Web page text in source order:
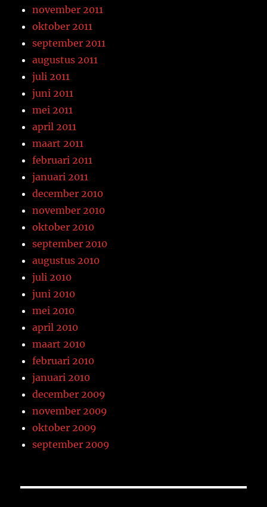
november 2011
oktober 2011
september 2011
augustus 2011
juli 2011
juni 2011
mei 2011
april 2011
maart 2011
februari 2011
januari 2011
december 2010
november 2010
oktober 2010
september 2010
augustus 2010
juli 2010
juni 2010
mei 2010
april 2010
maart 2010
februari 2010
januari 2010
december 2009
november 2009
oktober 2009
september 2009